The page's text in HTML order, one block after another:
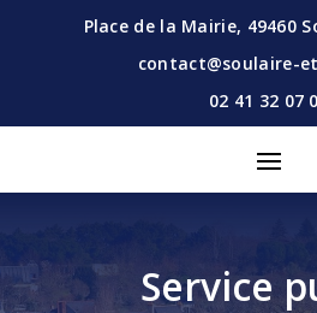
Place de la Mairie, 49460
contact@soulaire-
02 41 32 07
Service